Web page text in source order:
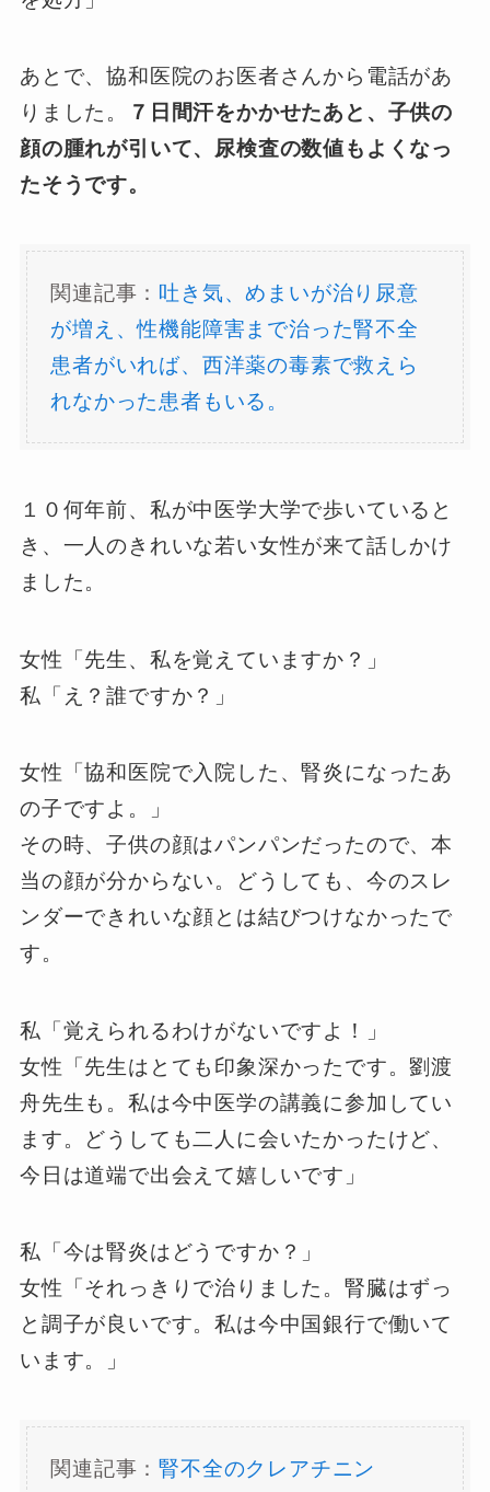
あとで、協和医院のお医者さんから電話があ
りました。
７日間汗をかかせたあと、子供の
顔の腫れが引いて、尿検査の数値もよくなっ
たそうです。
関連記事： 吐き気、めまいが治り尿意
が増え、性機能障害まで治った腎不全
患者がいれば、西洋薬の毒素で救えら
れなかった患者もいる。
１０何年前、私が中医学大学で歩いていると
き、一人のきれいな若い女性が来て話しかけ
ました。
女性「先生、私を覚えていますか？」
私「え？誰ですか？」
女性「協和医院で入院した、腎炎になったあ
の子ですよ。」
その時、子供の顔はパンパンだったので、本
当の顔が分からない。どうしても、今のスレ
ンダーできれいな顔とは結びつけなかったで
す。
私「覚えられるわけがないですよ！」
女性「先生はとても印象深かったです。劉渡
舟先生も。私は今中医学の講義に参加してい
ます。どうしても二人に会いたかったけど、
今日は道端で出会えて嬉しいです」
私「今は腎炎はどうですか？」
女性「それっきりで治りました。腎臓はずっ
と調子が良いです。私は今中国銀行で働いて
います。」
関連記事：腎不全のクレアチニン